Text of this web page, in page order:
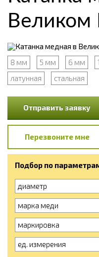
Великом
8 мм 5 мм 6 мм
латунная
стальная
Отправить заявку
Перезвоните мне
Подбор по
диаметр
марка меди
маркировка
ед. измерения